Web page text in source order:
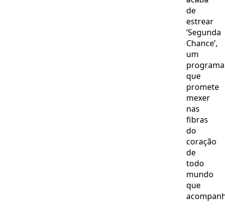
de
estrear
‘Segunda
Chance’,
um
programa
que
promete
mexer
nas
fibras
do
coração
de
todo
mundo
que